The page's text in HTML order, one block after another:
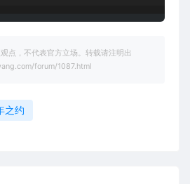
点，不代表官方立场。转载请注明出
forum/1087.html
之约